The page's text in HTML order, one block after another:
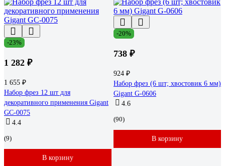
-23%
1 282 ₽
1 655 ₽
Набор фрез 12 шт для
декоративного применения Gigant
GC-0075
4.4
(9)
В корзину
-20%
738 ₽
924 ₽
Набор фрез (6 шт; хвостовик 6 мм)
Gigant G-0606
4.6
(90)
В корзину